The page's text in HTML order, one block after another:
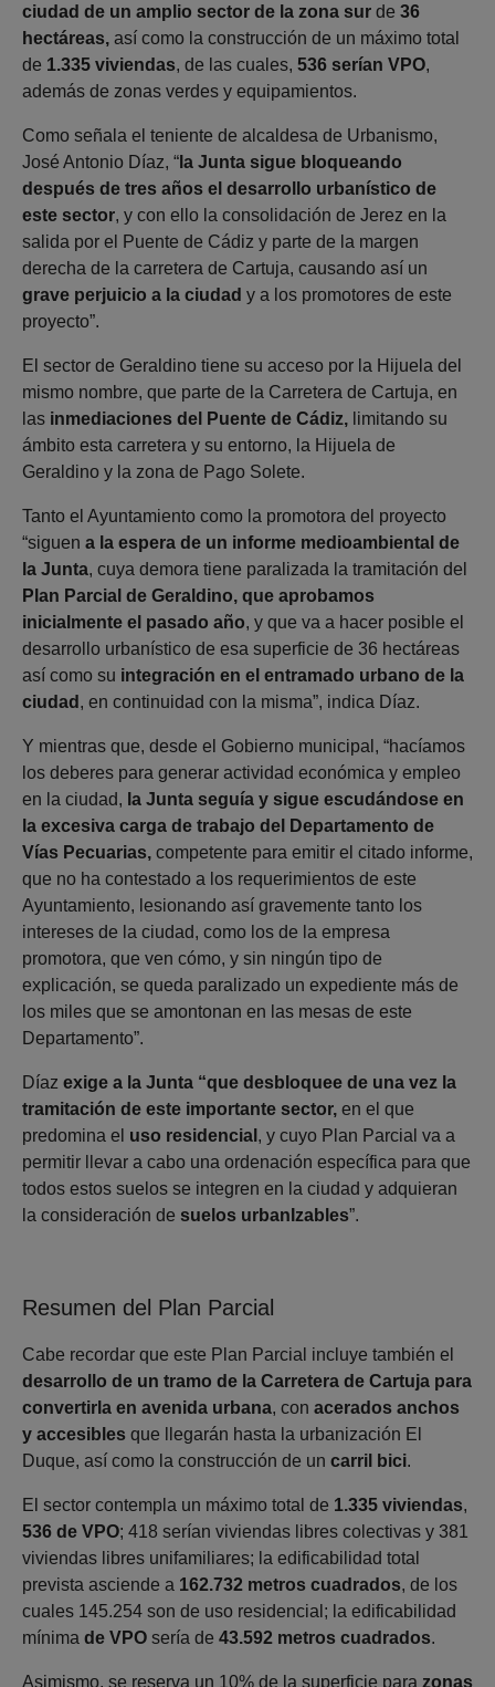
ciudad de un amplio sector de la zona sur de 36
hectáreas, así como la construcción de un máximo total
de 1.335 viviendas, de las cuales, 536 serían VPO,
además de zonas verdes y equipamientos.
Como señala el teniente de alcaldesa de Urbanismo,
José Antonio Díaz, “ la Junta sigue bloqueando
después de tres años el desarrollo urbanístico de
este sector, y con ello la consolidación de Jerez en la
salida por el Puente de Cádiz y parte de la margen
derecha de la carretera de Cartuja, causando así un
grave perjuicio a la ciudad y a los promotores de este
proyecto”.
El sector de Geraldino tiene su acceso por la Hijuela del
mismo nombre, que parte de la Carretera de Cartuja, en
las inmediaciones del Puente de Cádiz, limitando su
ámbito esta carretera y su entorno, la Hijuela de
Geraldino y la zona de Pago Solete.
Tanto el Ayuntamiento como la promotora del proyecto
“siguen a la espera de un informe medioambiental de
la Junta, cuya demora tiene paralizada la tramitación del
Plan Parcial de Geraldino, que aprobamos
inicialmente el pasado año, y que va a hacer posible el
desarrollo urbanístico de esa superficie de 36 hectáreas
así como su integración en el entramado urbano de la
ciudad , en continuidad con la misma”, indica Díaz.
Y mientras que, desde el Gobierno municipal, “hacíamos
los deberes para generar actividad económica y empleo
en la ciudad, la Junta seguía y sigue escudándose en
la excesiva carga de trabajo del Departamento de
Vías Pecuarias, competente para emitir el citado informe,
que no ha contestado a los requerimientos de este
Ayuntamiento, lesionando así gravemente tanto los
intereses de la ciudad, como los de la empresa
promotora, que ven cómo, y sin ningún tipo de
explicación, se queda paralizado un expediente más de
los miles que se amontonan en las mesas de este
Departamento”.
Díaz exige a la Junta “que desbloquee de una vez la
tramitación de este importante sector, en el que
predomina el uso residencial , y cuyo Plan Parcial va a
permitir llevar a cabo una ordenación específica para que
todos estos suelos se integren en la ciudad y adquieran
la consideración de suelos urbanIzables”.
Resumen del Plan Parcial
Cabe recordar que este Plan Parcial incluye también el
desarrollo de un tramo de la Carretera de Cartuja para
convertirla en avenida urbana, con acerados anchos
y accesibles que llegarán hasta la urbanización El
Duque, así como la construcción de un carril bici.
El sector contempla un máximo total de 1.335 viviendas,
536 de VPO; 418 serían viviendas libres colectivas y 381
viviendas libres unifamiliares; la edificabilidad total
prevista asciende a 162.732 metros cuadrados, de los
cuales 145.254 son de uso residencial; la edificabilidad
mínima de VPO sería de 43.592 metros cuadrados.
Asimismo, se reserva un 10% de la superficie para zonas